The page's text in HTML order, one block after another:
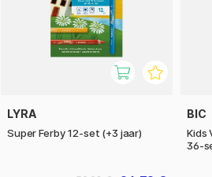
LYRA
Super Ferby 12-set (+3 jaar)
BIC
Kids
36-